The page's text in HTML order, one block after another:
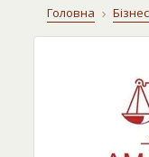
Головна